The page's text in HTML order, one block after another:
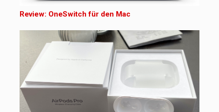
Review: OneSwitch für den Mac